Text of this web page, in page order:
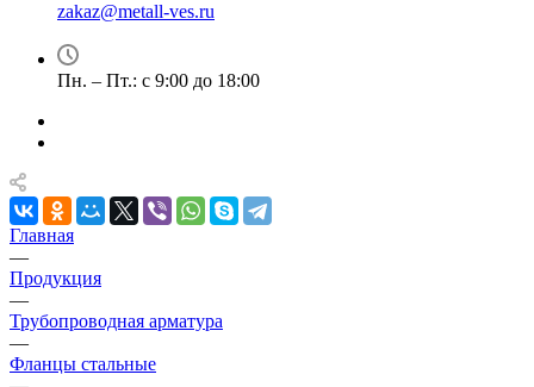
zakaz@metall-ves.ru
Пн. – Пт.: с 9:00 до 18:00
Главная
—
Продукция
—
Трубопроводная арматура
—
Фланцы стальные